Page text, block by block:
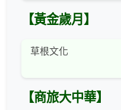
【黃金歲月】
草根文化
【商旅大中華】